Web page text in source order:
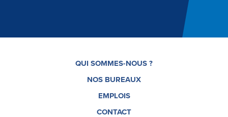
QUI SOMMES-NOUS ?
NOS BUREAUX
EMPLOIS
CONTACT